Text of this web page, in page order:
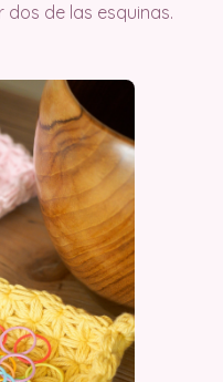
de las esquinas.